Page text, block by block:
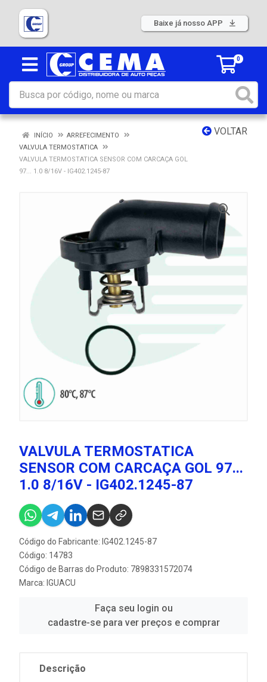
Baixe já nosso APP
0
VOLTAR
INÍCIO
ARREFECIMENTO
VALVULA TERMOSTATICA
VALVULA TERMOSTATICA SENSOR COM CARCAÇA GOL
97... 1.0 8/16V - IG402.1245-87
VALVULA TERMOSTATICA
SENSOR COM CARCAÇA GOL 97...
1.0 8/16V - IG402.1245-87
Código do Fabricante: IG402.1245-87
Código: 14783
Código de Barras do Produto: 7898331572074
Marca: IGUACU
Faça seu login ou
cadastre-se para ver preços e comprar
Descrição